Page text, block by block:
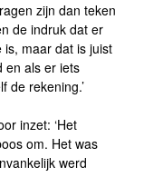
zijn dan teken
de indruk dat er
maar dat is juist
en als er iets
de rekening.’
inzet: ‘Het
om. Het was
werd